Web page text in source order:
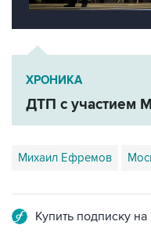
ХРОНИКА
ДТП с участием
Михаил Ефремов
Купить подписку